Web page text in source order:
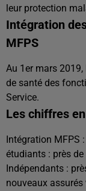
leur protection
Intégration
MFPS
Au 1er mars
de santé des
Service.
Les chiffres
Intégration MFPS
étudiants : près
Indépendants :
nouveaux